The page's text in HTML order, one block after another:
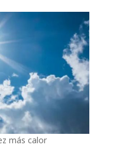
más calor